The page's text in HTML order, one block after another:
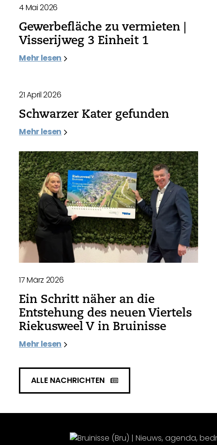
4 Mai 2026
Gewerbefläche zu vermieten |
Visserijweg 3 Einheit 1
Mehr lesen
21 April 2026
Schwarzer Kater gefunden
Mehr lesen
17 März 2026
Ein Schritt näher an die
Entstehung des neuen Viertels
Riekusweel V in Bruinisse
Mehr lesen
ALLE NACHRICHTEN